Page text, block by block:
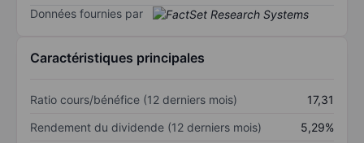
Données fournies par
Caractéristiques principales
Ratio cours/bénéfice (12 derniers mois)
17,31
Rendement du dividende (12 derniers mois)
5,29%